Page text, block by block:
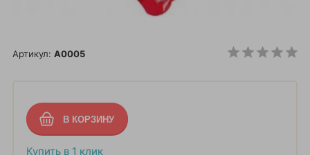
Артикул: A0005
Купить в 1 клик